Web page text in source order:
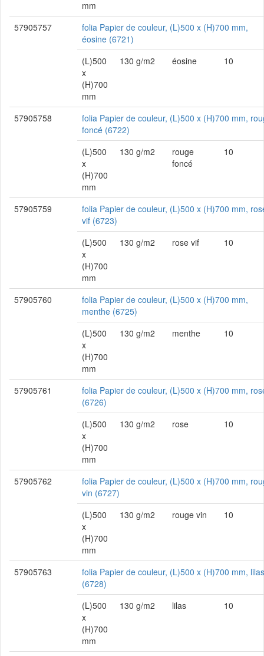
mm
57905757
folia Papier de couleur, (L)500 x (H)700 mm,
éosine (6721)
(L)500
x
(H)700
mm
130 g/m2 éosine 10
57905758
folia Papier de couleur, (L)500 x (H)700 mm,
foncé (6722)
(L)500
x
(H)700
mm
130 g/m2
rouge
foncé
10
57905759
folia Papier de couleur, (L)500 x (H)700 mm,
vif (6723)
(L)500
x
(H)700
mm
130 g/m2 rose vif 10
57905760
folia Papier de couleur, (L)500 x (H)700 mm,
menthe (6725)
(L)500
x
(H)700
mm
130 g/m2 menthe 10
57905761
folia Papier de couleur, (L)500 x (H)700 mm,
(6726)
(L)500
x
(H)700
mm
130 g/m2 rose 10
57905762
folia Papier de couleur, (L)500 x (H)700 mm,
vin (6727)
(L)500
x
(H)700
mm
130 g/m2 rouge vin 10
57905763
folia Papier de couleur, (L)500 x (H)700 mm, lilas
(6728)
(L)500
x
(H)700
mm
130 g/m2 lilas 10